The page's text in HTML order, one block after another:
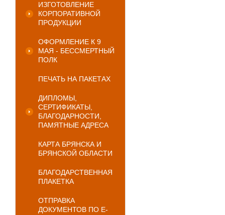
ИЗГОТОВЛЕНИЕ
КОРПОРАТИВНОЙ
ПРОДУКЦИИ
ОФОРМЛЕНИЕ К 9
МАЯ - БЕССМЕРТНЫЙ
ПОЛК
ПЕЧАТЬ НА ПАКЕТАХ
ДИПЛОМЫ,
СЕРТИФИКАТЫ,
БЛАГОДАРНОСТИ,
ПАМЯТНЫЕ АДРЕСА
КАРТА БРЯНСКА И
БРЯНСКОЙ ОБЛАСТИ
БЛАГОДАРСТВЕННАЯ
ПЛАКЕТКА
ОТПРАВКА
ДОКУМЕНТОВ ПО E-